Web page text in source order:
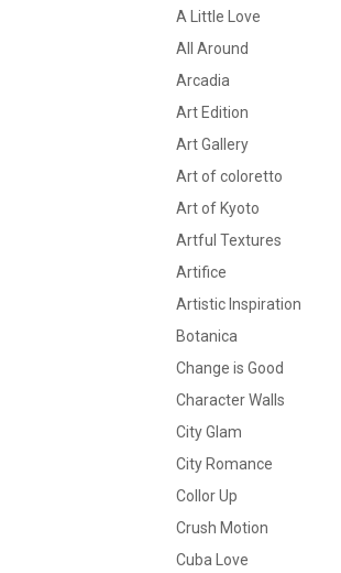
A Little Love
All Around
Arcadia
Art Edition
Art Gallery
Art of coloretto
Art of Kyoto
Artful Textures
Artifice
Artistic Inspiration
Botanica
Change is Good
Character Walls
City Glam
City Romance
Collor Up
Crush Motion
Cuba Love